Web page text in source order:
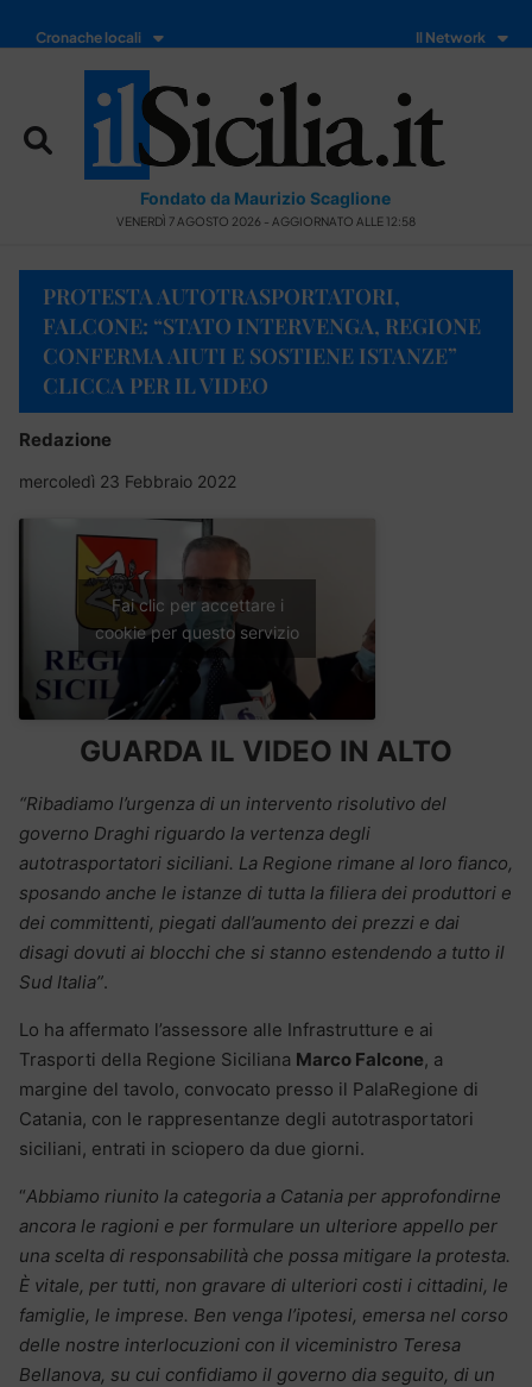
Cronache locali Il Network
Fondato da Maurizio Scaglione
VENERDÌ 7 AGOSTO 2026 - AGGIORNATO ALLE 12:58
PROTESTA AUTOTRASPORTATORI,
FALCONE: “STATO INTERVENGA, REGIONE
CONFERMA AIUTI E SOSTIENE ISTANZE”
CLICCA PER IL VIDEO
Redazione
mercoledì 23 Febbraio 2022
Fai clic per accettare i
cookie per questo servizio
GUARDA IL VIDEO IN ALTO
“Ribadiamo l’urgenza di un intervento risolutivo del
governo Draghi riguardo la vertenza degli
autotrasportatori siciliani. La Regione rimane al loro fianco,
sposando anche le istanze di tutta la filiera dei produttori e
dei committenti, piegati dall’aumento dei prezzi e dai
disagi dovuti ai blocchi che si stanno estendendo a tutto il
Sud Italia”.
Lo ha affermato l’assessore alle Infrastrutture e ai
Trasporti della Regione Siciliana Marco Falcone, a
margine del tavolo, convocato presso il PalaRegione di
Catania, con le rappresentanze degli autotrasportatori
siciliani, entrati in sciopero da due giorni.
“Abbiamo riunito la categoria a Catania per approfondirne
ancora le ragioni e per formulare un ulteriore appello per
una scelta di responsabilità che possa mitigare la protesta.
È vitale, per tutti, non gravare di ulteriori costi i cittadini, le
famiglie, le imprese. Ben venga l’ipotesi, emersa nel corso
delle nostre interlocuzioni con il viceministro Teresa
Bellanova, su cui confidiamo il governo dia seguito, di un